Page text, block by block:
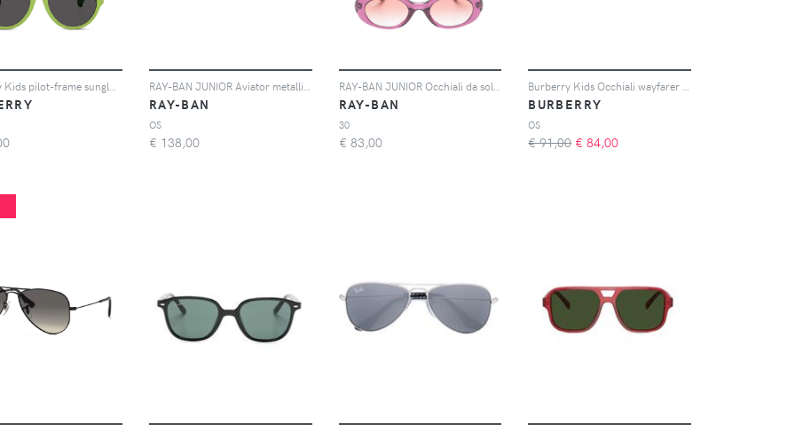
Burberry Kids pilot-frame sunglasses - Verde RAY-BAN JUNIOR Aviator metallic sunglasses - Oro
RAY-BAN
OS
€ 138,00
RAY-BAN JUNIOR Occhiali da sole ovali - Viola
RAY-BAN
30
€ 83,00
Burberry Kids Occhiali wayfarer con logo - Blu
BURBERRY
OS
€ 91,00 € 84,00